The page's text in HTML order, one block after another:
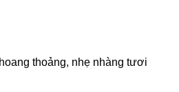
thoảng, nhẹ nhàng tươi